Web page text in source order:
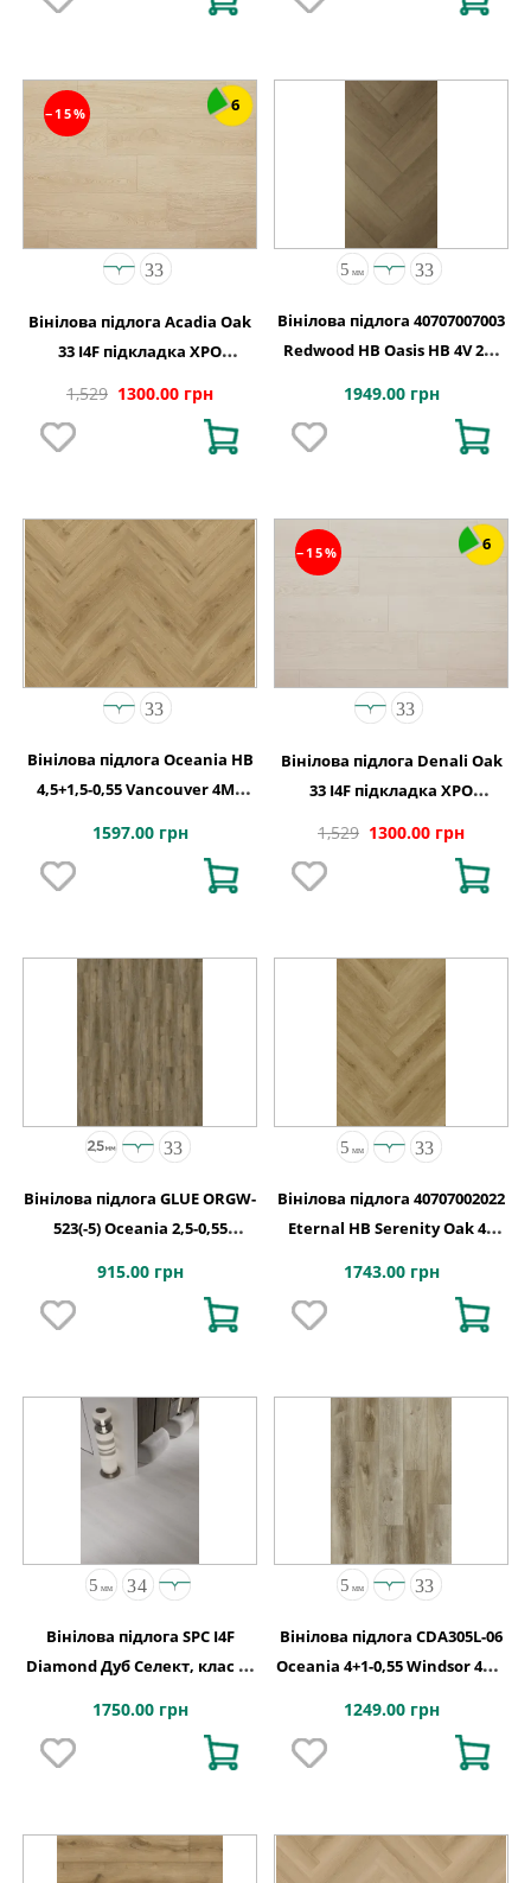
−15% 6
Вінілова підлога Acadia Oak
33 I4F підкладка XPO
1,529 1300.00 грн
Вінілова підлога 40707007003
Redwood HB Oasis HB 4V 2G-
1949.00 грн
Вінілова підлога Oceania HB
4,5+1,5-0,55 Vancouver 4MV
1597.00 грн
−15% 6
Вінілова підлога Denali Oak
33 I4F підкладка XPO
1,529 1300.00 грн
Вінілова підлога GLUE ORGW-
523(-5) Oceania 2,5-0,55
1227х187х2,5
915.00 грн
Вінілова підлога 40707002022
Eternal HB Serenity Oak 4V
1743.00 грн
Вінілова підлога SPC I4F
Diamond Дуб Селект, клас 34
1750.00 грн
Вінілова підлога CDA305L-06
Oceania 4+1-0,55 Windsor 4MV
1249.00 грн